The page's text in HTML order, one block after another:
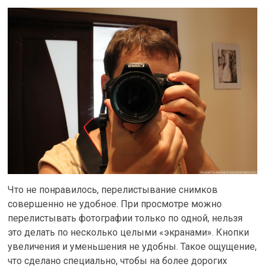
Что не понравилось, перелистывание снимков
совершенно не удобное. При просмотре можно
перелистывать фотографии только по одной, нельзя
это делать по несколько целыми «экранами». Кнопки
увеличения и уменьшения не удобны. Такое ощущение,
что сделано специально, чтобы на более дорогих